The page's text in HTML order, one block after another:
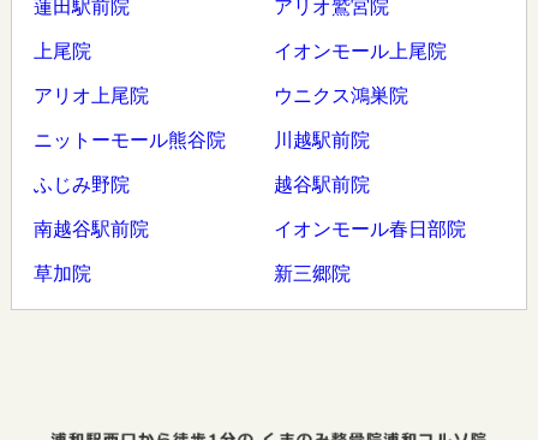
蓮田駅前院 アリオ鷲宮院
上尾院 イオンモール上尾院
アリオ上尾院 ウニクス鴻巣院
ニットーモール熊谷院 川越駅前院
ふじみ野院 越谷駅前院
南越谷駅前院 イオンモール春日部院
草加院 新三郷院